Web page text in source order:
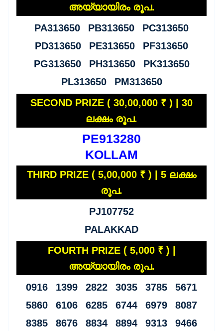
അയ്യായിരം രൂപ.
PA313650 PB313650 PC313650
PD313650 PE313650 PF313650
PG313650 PH313650 PK313650
PL313650 PM313650
SECOND PRIZE ( 30,00,000 ₹ ) | 30
ലക്ഷം രൂപ.
PE913280
KOLLAM
THIRD PRIZE ( 5,00,000 ₹ ) | 5 ലക്ഷം
രൂപ.
PJ107752
PALAKKAD
FOURTH PRIZE ( 5,000 ₹ ) |
അയ്യായിരം രൂപ.
0916 1399 2822 3035 3785 5671
5860 6106 6285 6744 6979 8087
8385 8676 8834 8894 9313 9466